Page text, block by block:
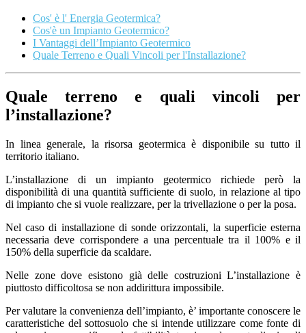
Cos' è l' Energia Geotermica?
Cos'è un Impianto Geotermico?
I Vantaggi dell’Impianto Geotermico
Quale Terreno e Quali Vincoli per l'Installazione?
Quale terreno e quali vincoli per
l’installazione?
In linea generale, la risorsa geotermica è disponibile su tutto il
territorio italiano.
L’installazione di un impianto geotermico richiede però la
disponibilità di una quantità sufficiente di suolo, in relazione al tipo
di impianto che si vuole realizzare, per la trivellazione o per la posa.
Nel caso di installazione di sonde orizzontali, la superficie esterna
necessaria deve corrispondere a una percentuale tra il 100% e il
150% della superficie da scaldare.
Nelle zone dove esistono già delle costruzioni L’installazione è
piuttosto difficoltosa se non addirittura impossibile.
Per valutare la convenienza dell’impianto, è’ importante conoscere le
caratteristiche del sottosuolo che si intende utilizzare come fonte di